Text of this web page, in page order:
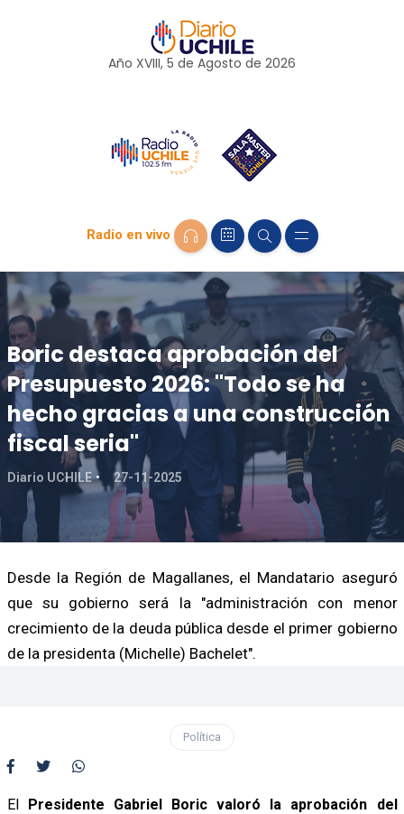
Año XVIII, 5 de Agosto de 2026
Radio en vivo
Boric destaca aprobación del
Presupuesto 2026: "Todo se ha
hecho gracias a una construcción
fiscal seria"
Diario UCHILE 27-11-2025
Desde la Región de Magallanes, el Mandatario aseguró
que su gobierno será la "administración con menor
crecimiento de la deuda pública desde el primer gobierno
de la presidenta (Michelle) Bachelet".
Política
El Presidente Gabriel Boric valoró la aprobación del